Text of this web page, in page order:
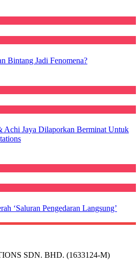
Bintang Jadi Fenomena?
Achi Jaya Dilaporkan Berminat Untuk
‘Saluran Pengedaran Langsung’
SDN. BHD. (1633124-M)